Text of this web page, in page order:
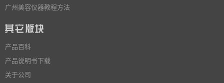
广州美容仪器教程方法
产品百科
产品说明书下载
关于公司